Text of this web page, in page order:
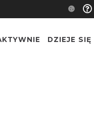
DZIEJE SIĘ